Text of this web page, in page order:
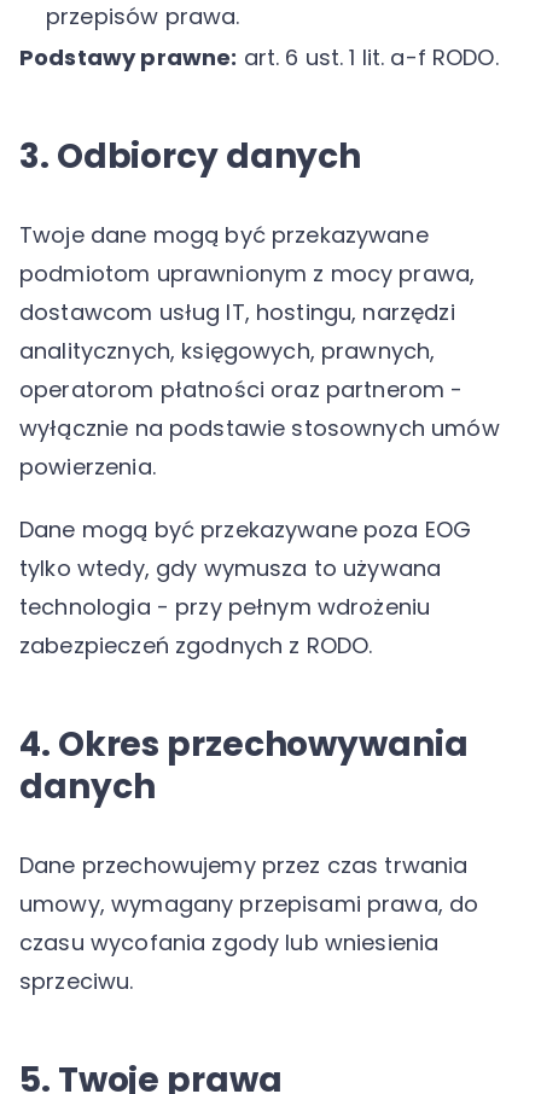
przepisów prawa.
Podstawy prawne: art. 6 ust. 1 lit. a-f RODO.
3. Odbiorcy danych
Twoje dane mogą być przekazywane
podmiotom uprawnionym z mocy prawa,
dostawcom usług IT, hostingu, narzędzi
analitycznych, księgowych, prawnych,
operatorom płatności oraz partnerom -
wyłącznie na podstawie stosownych umów
powierzenia.
Dane mogą być przekazywane poza EOG
tylko wtedy, gdy wymusza to używana
technologia - przy pełnym wdrożeniu
zabezpieczeń zgodnych z RODO.
4. Okres przechowywania
danych
Dane przechowujemy przez czas trwania
umowy, wymagany przepisami prawa, do
czasu wycofania zgody lub wniesienia
sprzeciwu.
5. Twoje prawa